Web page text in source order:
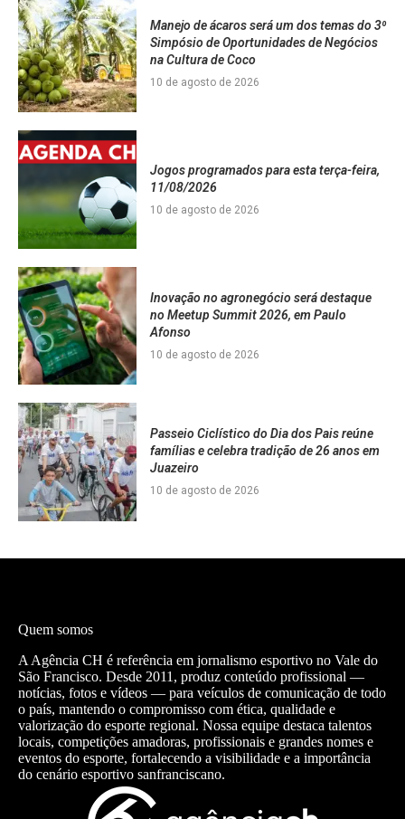
Manejo de ácaros será um dos temas do 3⁰
Simpósio de Oportunidades de Negócios
na Cultura de Coco
10 de agosto de 2026
Jogos programados para esta terça-feira,
11/08/2026
10 de agosto de 2026
Inovação no agronegócio será destaque
no Meetup Summit 2026, em Paulo
Afonso
10 de agosto de 2026
Passeio Ciclístico do Dia dos Pais reúne
famílias e celebra tradição de 26 anos em
Juazeiro
10 de agosto de 2026
Quem somos
A Agência CH é referência em jornalismo esportivo no Vale do
São Francisco. Desde 2011, produz conteúdo profissional —
notícias, fotos e vídeos — para veículos de comunicação de todo
o país, mantendo o compromisso com ética, qualidade e
valorização do esporte regional. Nossa equipe destaca talentos
locais, competições amadoras, profissionais e grandes nomes e
eventos do esporte, fortalecendo a visibilidade e a importância
do cenário esportivo sanfranciscano.